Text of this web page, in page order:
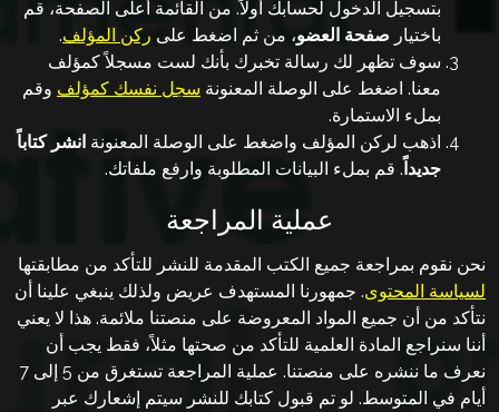
بتسجيل الدخول لحسابك أولاً. من القائمة أعلى الصفحة، قم
باختيار صفحة العضو، من ثم اضغط على ركن المؤلف.
سوف تظهر لك رسالة تخبرك بأنك لست مسجلاً كمؤلف
معنا. اضغط على الوصلة المعنونة سجل نفسك كمؤلف وقم
بملء الاستمارة.
اذهب لركن المؤلف واضغط على الوصلة المعنونة انشر كتاباً
جديداً. قم بملء البيانات المطلوبة وارفع ملفاتك.
عملية المراجعة
نحن نقوم بمراجعة جميع الكتب المقدمة للنشر للتأكد من مطابقتها
لسياسة المحتوى. جمهورنا المستهدف عريض ولذلك ينبغي علينا أن
نتأكد من أن جميع المواد المعروضة على منصتنا ملائمة. هذا ﻻ يعني
أننا سنراجع المادة العلمية للتأكد من صحتها مثلاً، فقط يجب أن
نعرف ما ننشره على منصتنا. عملية المراجعة تستغرق من 5 إلى 7
أيام في المتوسط. لو تم قبول كتابك للنشر سيتم إشعارك عبر